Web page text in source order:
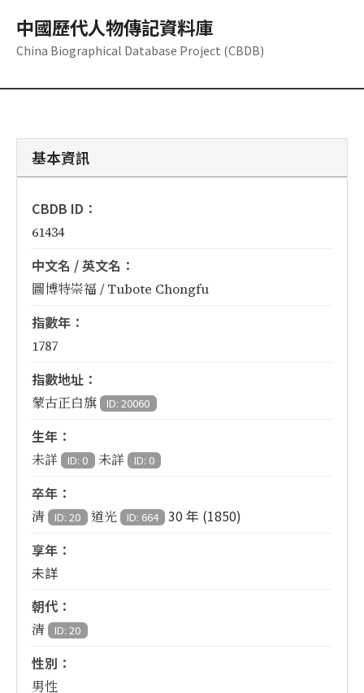
中國歷代人物傳記資料庫
China Biographical Database Project (CBDB)
基本資訊
CBDB ID：
61434
中文名 / 英文名：
圖博特崇福 / Tubote Chongfu
指數年：
1787
指數地址：
蒙古正白旗 ID: 20060
生年：
未詳 ID: 0 未詳 ID: 0
卒年：
清 ID: 20 道光 ID: 664
30 年 (1850)
享年：
未詳
朝代：
清 ID: 20
性別：
男性